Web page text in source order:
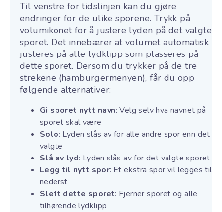
Til venstre for tidslinjen kan du gjøre
endringer for de ulike sporene. Trykk på
volumikonet for å justere lyden på det valgte
sporet. Det innebærer at volumet automatisk
justeres på alle lydklipp som plasseres på
dette sporet. Dersom du trykker på de tre
strekene (hamburgermenyen), får du opp
følgende alternativer:
Gi sporet nytt navn: Velg selv hva navnet på
sporet skal være
Solo: Lyden slås av for alle andre spor enn det
valgte
Slå av lyd: Lyden slås av for det valgte sporet
Legg til nytt spor: Et ekstra spor vil legges til
nederst
Slett dette sporet: Fjerner sporet og alle
tilhørende lydklipp